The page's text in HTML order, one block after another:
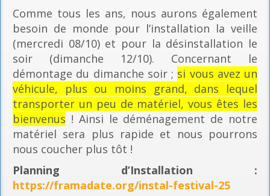
Comme tous les ans, nous aurons également
besoin de monde pour l’installation la veille
(mercredi 08/10) et pour la désinstallation le
soir (dimanche 12/10). Concernant le
démontage du dimanche soir ; si vous avez un
véhicule, plus ou moins grand, dans lequel
transporter un peu de matériel, vous êtes les
bienvenus ! Ainsi le déménagement de notre
matériel sera plus rapide et nous pourrons
nous coucher plus tôt !
Planning d’Installation :
https://framadate.org/instal-festival-25